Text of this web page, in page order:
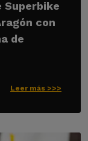
Superbike
con
de
Leer más >>>